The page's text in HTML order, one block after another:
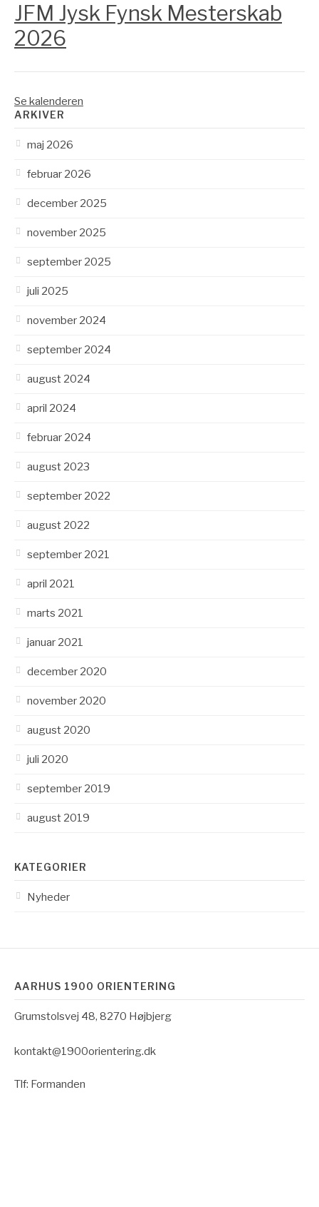
JFM Jysk Fynsk Mesterskab
2026
Se kalenderen
ARKIVER
maj 2026
februar 2026
december 2025
november 2025
september 2025
juli 2025
november 2024
september 2024
august 2024
april 2024
februar 2024
august 2023
september 2022
august 2022
september 2021
april 2021
marts 2021
januar 2021
december 2020
november 2020
august 2020
juli 2020
september 2019
august 2019
KATEGORIER
Nyheder
AARHUS 1900 ORIENTERING
Grumstolsvej 48, 8270 Højbjerg
kontakt@1900orientering.dk
Tlf: Formanden